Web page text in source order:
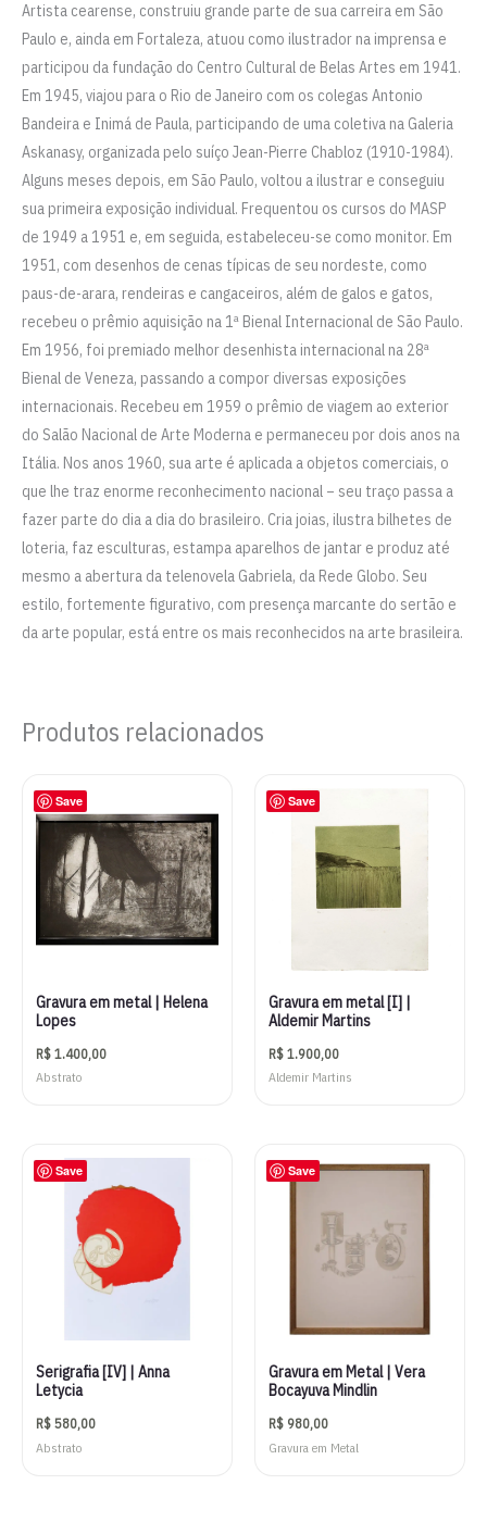
Artista cearense, construiu grande parte de sua carreira em São
Paulo e, ainda em Fortaleza, atuou como ilustrador na imprensa e
participou da fundação do Centro Cultural de Belas Artes em 1941.
Em 1945, viajou para o Rio de Janeiro com os colegas Antonio
Bandeira e Inimá de Paula, participando de uma coletiva na Galeria
Askanasy, organizada pelo suíço Jean-Pierre Chabloz (1910-1984).
Alguns meses depois, em São Paulo, voltou a ilustrar e conseguiu
sua primeira exposição individual. Frequentou os cursos do MASP
de 1949 a 1951 e, em seguida, estabeleceu-se como monitor. Em
1951, com desenhos de cenas típicas de seu nordeste, como
paus-de-arara, rendeiras e cangaceiros, além de galos e gatos,
recebeu o prêmio aquisição na 1ª Bienal Internacional de São Paulo.
Em 1956, foi premiado melhor desenhista internacional na 28ª
Bienal de Veneza, passando a compor diversas exposições
internacionais. Recebeu em 1959 o prêmio de viagem ao exterior
do Salão Nacional de Arte Moderna e permaneceu por dois anos na
Itália. Nos anos 1960, sua arte é aplicada a objetos comerciais, o
que lhe traz enorme reconhecimento nacional – seu traço passa a
fazer parte do dia a dia do brasileiro. Cria joias, ilustra bilhetes de
loteria, faz esculturas, estampa aparelhos de jantar e produz até
mesmo a abertura da telenovela Gabriela, da Rede Globo. Seu
estilo, fortemente figurativo, com presença marcante do sertão e
da arte popular, está entre os mais reconhecidos na arte brasileira.
Produtos relacionados
Save
Gravura em metal | Helena
Lopes
R$1.400,00
Abstrato
Save
Gravura em metal [I] |
Aldemir Martins
R$1.900,00
Aldemir Martins
Save
Serigrafia [IV] | Anna
Letycia
R$580,00
Abstrato
Save
Gravura em Metal | Vera
Bocayuva Mindlin
R$ 980,00
Gravura em Metal